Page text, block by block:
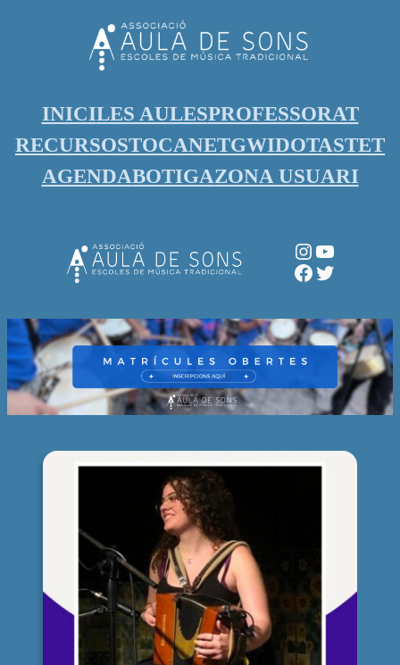
INICILES AULESPROFESSORAT
RECURSOSTOCANETGWIDOTASTET
AGENDABOTIGAZONA USUARI
Instagram
YouTube
Facebook
Twitter